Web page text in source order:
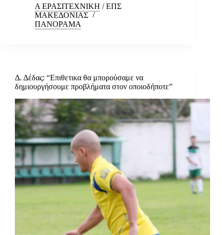
Α ΕΡΑΣΙΤΕΧΝΙΚΗ /ΕΠΣ
ΜΑΚΕΔΟΝΙΑΣ
ΠΑΝΟΡΑΜΑ
Δ. Δέδας: “Επιθετικα θα μπορούσαμε να
δημιουργήσουμε προβλήματα στον οποιοδήποτε”